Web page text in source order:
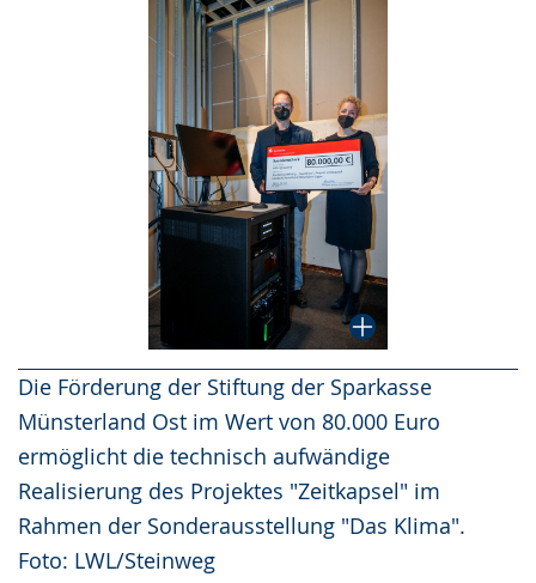
Die Förderung der Stiftung der Sparkasse
Münsterland Ost im Wert von 80.000 Euro
ermöglicht die technisch aufwändige
Realisierung des Projektes "Zeitkapsel" im
Rahmen der Sonderausstellung "Das Klima".
Foto: LWL/Steinweg